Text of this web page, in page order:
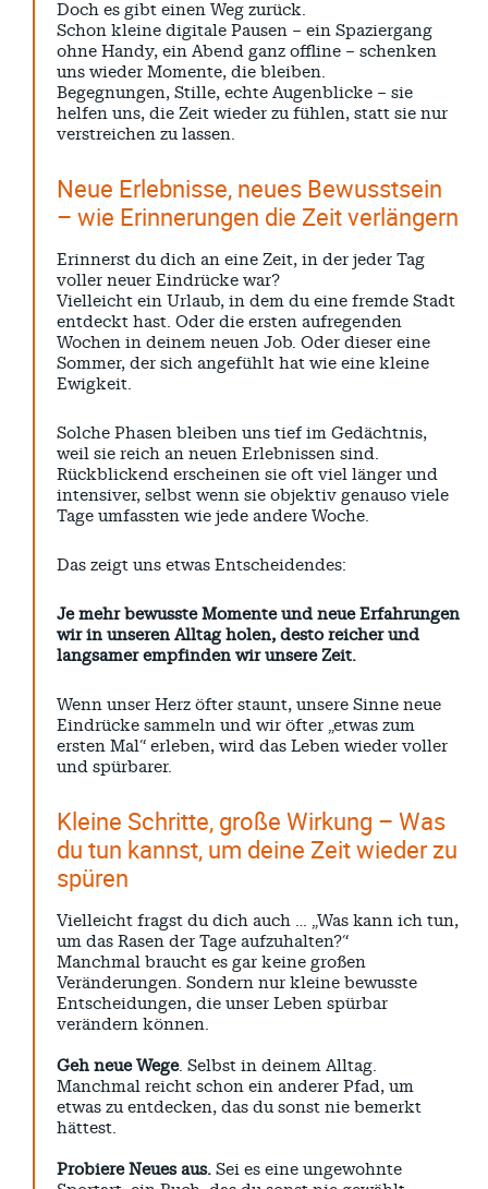
Doch es gibt einen Weg zurück.
Schon kleine digitale Pausen – ein Spaziergang
ohne Handy, ein Abend ganz offline – schenken
uns wieder Momente, die bleiben.
Begegnungen, Stille, echte Augenblicke – sie
helfen uns, die Zeit wieder zu fühlen, statt sie nur
verstreichen zu lassen.
Neue Erlebnisse, neues Bewusstsein
– wie Erinnerungen die Zeit verlängern
Erinnerst du dich an eine Zeit, in der jeder Tag
voller neuer Eindrücke war?
Vielleicht ein Urlaub, in dem du eine fremde Stadt
entdeckt hast. Oder die ersten aufregenden
Wochen in deinem neuen Job. Oder dieser eine
Sommer, der sich angefühlt hat wie eine kleine
Ewigkeit.
Solche Phasen bleiben uns tief im Gedächtnis,
weil sie reich an neuen Erlebnissen sind.
Rückblickend erscheinen sie oft viel länger und
intensiver, selbst wenn sie objektiv genauso viele
Tage umfassten wie jede andere Woche.
Das zeigt uns etwas Entscheidendes:
Je mehr bewusste Momente und neue Erfahrungen
wir in unseren Alltag holen, desto reicher und
langsamer empfinden wir unsere Zeit.
Wenn unser Herz öfter staunt, unsere Sinne neue
Eindrücke sammeln und wir öfter „etwas zum
ersten Mal“ erleben, wird das Leben wieder voller
und spürbarer.
Kleine Schritte, große Wirkung – Was
du tun kannst, um deine Zeit wieder zu
spüren
Vielleicht fragst du dich auch … „Was kann ich tun,
um das Rasen der Tage aufzuhalten?“
Manchmal braucht es gar keine großen
Veränderungen. Sondern nur kleine bewusste
Entscheidungen, die unser Leben spürbar
verändern können.
Geh neue Wege. Selbst in deinem Alltag.
Manchmal reicht schon ein anderer Pfad, um
etwas zu entdecken, das du sonst nie bemerkt
hättest.
Probiere Neues aus. Sei es eine ungewohnte